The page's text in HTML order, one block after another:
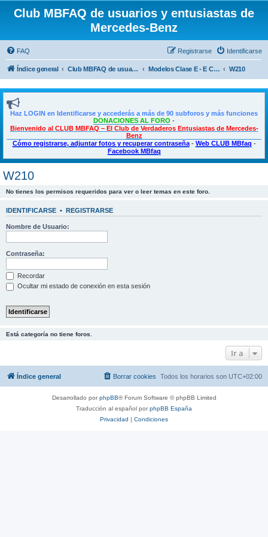
Club MBFAQ de usuarios y entusiastas de
Mercedes-Benz
FAQ Identificarse
Registrarse
Índice general Club MBFAQ de usuarios y entusiastas de Mercedes Benz Modelos Clase E - E Coupé - CLS W210
Haz LOGIN en Identificarse y accederás a más de 90 subforos y más funciones
DONACIONES AL FORO -
Bienvenido al CLUB MBFAQ – El Club de Verdaderos Entusiastas de Mercedes-
Benz
Cómo registrarse, adjuntar fotos y recuperar contraseña- Web CLUB MBfaq -
Facebook MBfaq
W210
No tienes los permisos requeridos para ver o leer temas en este foro.
IDENTIFICARSE • REGISTRARSE
Nombre de Usuario:
Contraseña:
Recordar
Ocultar mi estado de conexión en esta sesión
Está categoría no tiene foros.
Ir a
Índice general Todos los horarios son UTC+02:00
Borrar cookies
Desarrollado porphpBB® Forum Software © phpBB Limited
Traducción al español porphpBB España
Privacidad | Condiciones